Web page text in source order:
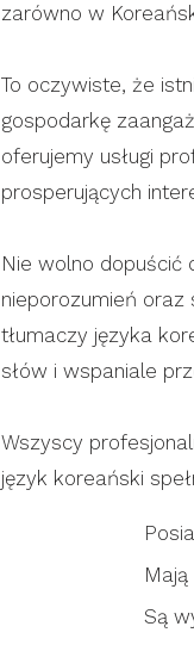
zarówno w
To oczywiste, że
gospodarkę
oferujemy usługi
prosperujących
Nie wolno dopuścić
nieporozumień
tłumaczy języka
słów i wspaniale
Wszyscy
język koreański
Są